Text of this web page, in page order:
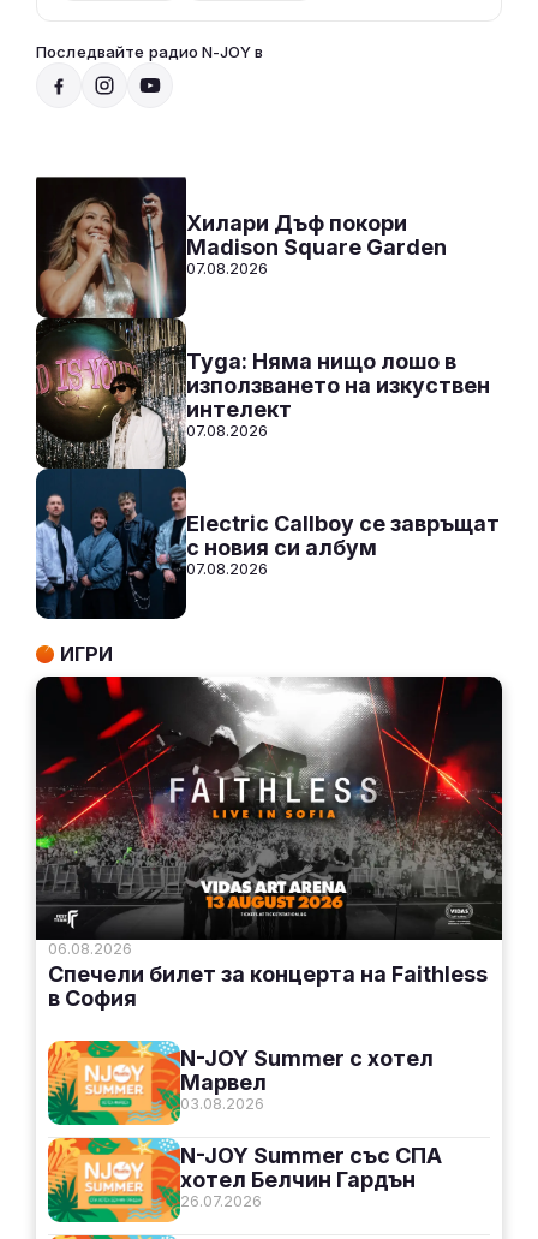
Последвайте радио N-JOY в
СЛУШАЙ
00:00 - 12:00
Хилари Дъф покори
Madison Square Garden
07.08.2026
Tyga: Няма нищо лошо в
използването на изкуствен
интелект
07.08.2026
Electric Callboy се завръщат
с новия си албум
07.08.2026
ИГРИ
06.08.2026
Спечели билет за концерта на Faithless
в София
03.08.2026
N-JOY Summer с хотел
Марвел
26.07.2026
N-JOY Summer със СПА
хотел Белчин Гардън